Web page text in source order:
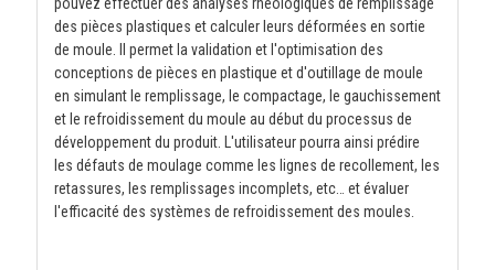
des pièces plastiques et calculer leurs déformées en sortie
de moule. Il permet la validation et l'optimisation des
conceptions de pièces en plastique et d'outillage de moule
en simulant le remplissage, le compactage, le gauchissement
et le refroidissement du moule au début du processus de
développement du produit. L'utilisateur pourra ainsi prédire
les défauts de moulage comme les lignes de recollement, les
retassures, les remplissages incomplets, etc… et évaluer
l'efficacité des systèmes de refroidissement des moules.